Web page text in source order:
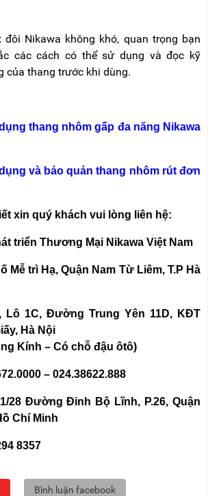
Nikawa không khó, quan trọng bạn
các cách có thể sử dụng và đọc kỹ
của thang trước khi dùng.
thang nhôm gấp đa năng Nikawa
và bảo quản thang nhôm rút đơn
xin quý khách vui lòng liên hệ:
triển Thương Mại Nikawa Việt Nam
Mễ trì Hạ, Quận Nam Từ Liêm, T.P Hà
Lô 1C, Đường Trung Yên 11D, KĐT
Hà Nội
Kính – Có chỗ đậu ôtô)
– 024.38622.888
28 Đường Đinh Bộ Lĩnh, P.26, Quận
Chí Minh
8357
Bình luận facebook